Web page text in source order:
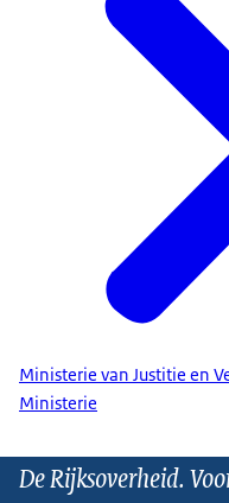
Ministerie van Justitie en
Ministerie
De Rijksoverheid.